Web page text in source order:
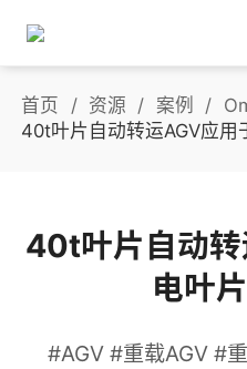
首页 资源 案例
40t叶片自动转运AGV应用
40t叶片自动
电叶
#AGV #重载AGV #